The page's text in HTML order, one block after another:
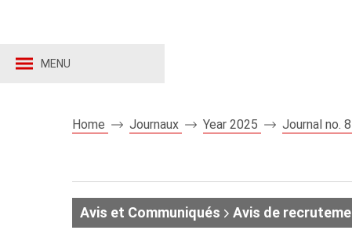
MENU
Home Journaux Year 2025 Journal no.
Avis et Communiqués Avis de